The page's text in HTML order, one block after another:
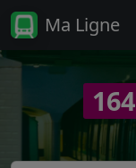
Ma Ligne
164